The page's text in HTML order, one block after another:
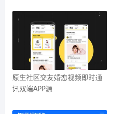
原生社区交友婚恋视频即时通
讯双端APP源